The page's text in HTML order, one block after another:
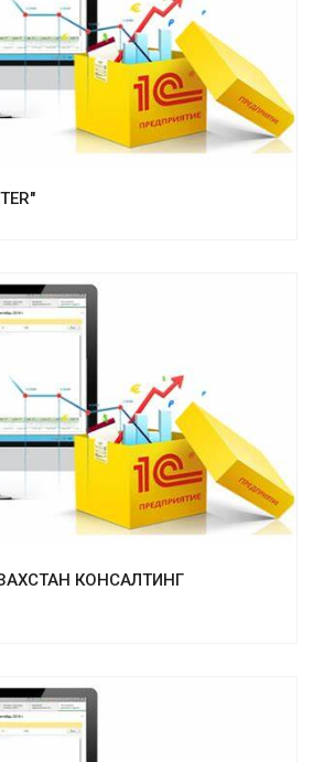
проект
проект
КОНСАЛТИНГ